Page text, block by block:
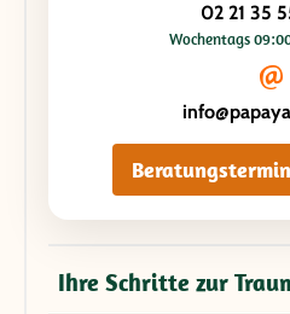
02 21 35
Wochentags
Ihre Schritte zur